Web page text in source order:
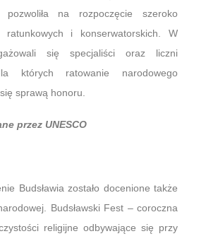
na rozpoczęcie szeroko
ratunkowych i konserwatorskich. W
się specjaliści oraz liczni
których ratowanie narodowego
sprawą honoru.
przez UNESCO
Budsławia zostało docenione także
Budsławski Fest – coroczna
religijne odbywające się przy